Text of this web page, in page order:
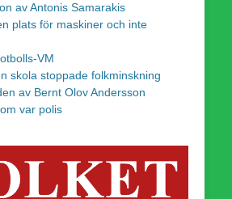
av Antonis Samarakis
plats för maskiner och inte
VM
skola stoppade folkminskning
av Bernt Olov Andersson
var polis